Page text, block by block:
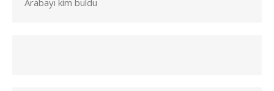
Arabayı kim buldu